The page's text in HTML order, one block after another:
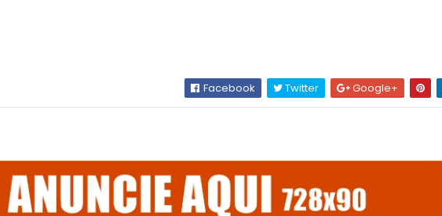
Facebook Twitter Google+